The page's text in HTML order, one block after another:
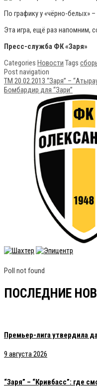
По графику у «чёрно-белых»
Эта игра, ещё раз напомним,
Пресс-служба ФК «Заря»
Categories Новости Tags
Post navigation
ТМ 20.02.2013 “Заря” –
Бомбардир для “Зари”
Poll not found
ПОСЛЕДНИЕ
Премьер-лига утвердила
9 августа 2026
“Заря” – “Кривбасс”: где